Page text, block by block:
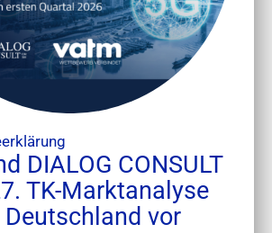
DIALOG CONSULT
TK-Marktanalyse
vor